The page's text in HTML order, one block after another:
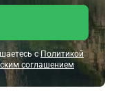
с Политикой
соглашением